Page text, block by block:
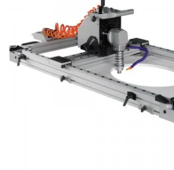
Та Раковин Різак
У Камені З Вологим
/ Маршрутизатор /
Високоякісних
Інструментів Та